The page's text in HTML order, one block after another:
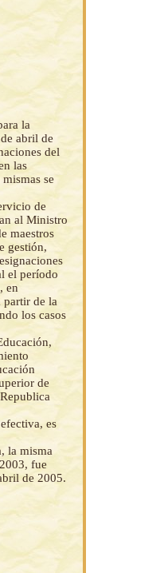
la
abril de
del
las
se
de
al Ministro
maestros
gestión,
el período
en
partir de la
los casos
de
es
la misma
fue
de 2005.